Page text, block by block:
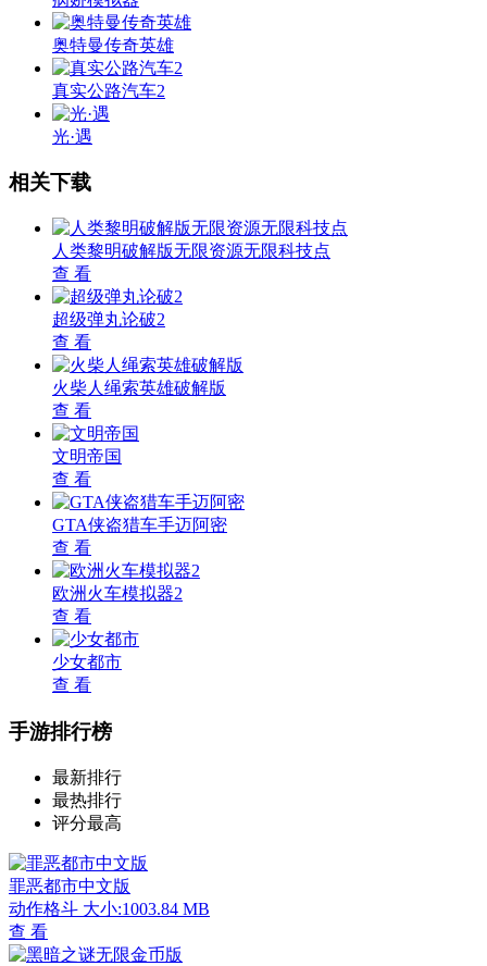
奥特曼传奇英雄
真实公路汽车2
光·遇
相关下载
人类黎明破解版无限资源无限科技点
查 看
超级弹丸论破2
查 看
火柴人绳索英雄破解版
查 看
文明帝国
查 看
GTA侠盗猎车手迈阿密
查 看
欧洲火车模拟器2
查 看
少女都市
查 看
手游排行榜
最新排行
最热排行
评分最高
罪恶都市中文版
动作格斗 大小:1003.84 MB
查 看